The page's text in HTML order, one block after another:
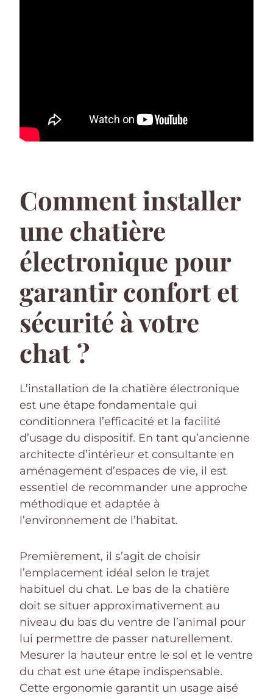
Comment installer
une chatière
électronique pour
garantir confort et
sécurité à votre
chat ?
L’installation de la chatière électronique
est une étape fondamentale qui
conditionnera l’efficacité et la facilité
d’usage du dispositif. En tant qu’ancienne
architecte d’intérieur et consultante en
aménagement d’espaces de vie, il est
essentiel de recommander une approche
méthodique et adaptée à
l’environnement de l’habitat.
Premièrement, il s’agit de choisir
l’emplacement idéal selon le trajet
habituel du chat. Le bas de la chatière
doit se situer approximativement au
niveau du bas du ventre de l’animal pour
lui permettre de passer naturellement.
Mesurer la hauteur entre le sol et le ventre
du chat est une étape indispensable.
Cette ergonomie garantit un usage aisé